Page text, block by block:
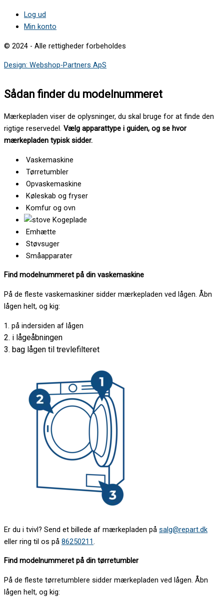
Log ud
Min konto
© 2024 - Alle rettigheder forbeholdes
Design: Webshop-Partners ApS
Sådan finder du modelnummeret
Mærkepladen viser de oplysninger, du skal bruge for at finde den
rigtige reservedel. Vælg apparattype i guiden, og se hvor
mærkepladen typisk sidder.
Vaskemaskine
Tørretumbler
Opvaskemaskine
Køleskab og fryser
Komfur og ovn
Kogeplade
Emhætte
Støvsuger
Småapparater
Find modelnummeret på din vaskemaskine
På de fleste vaskemaskiner sidder mærkepladen ved lågen. Åbn
lågen helt, og kig:
1. på indersiden af lågen
2. i lågeåbningen
3. bag lågen til trevlefilteret
Er du i tvivl? Send et billede af mærkepladen på salg@repart.dk
eller ring til os på 86250211.
Find modelnummeret på din tørretumbler
På de fleste tørretumblere sidder mærkepladen ved lågen. Åbn
lågen helt, og kig: